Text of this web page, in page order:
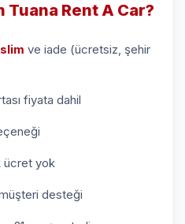
Tuana Rent A Car?
ve iade (ücretsiz, şehir
fiyata dahil
ücret yok
desteği